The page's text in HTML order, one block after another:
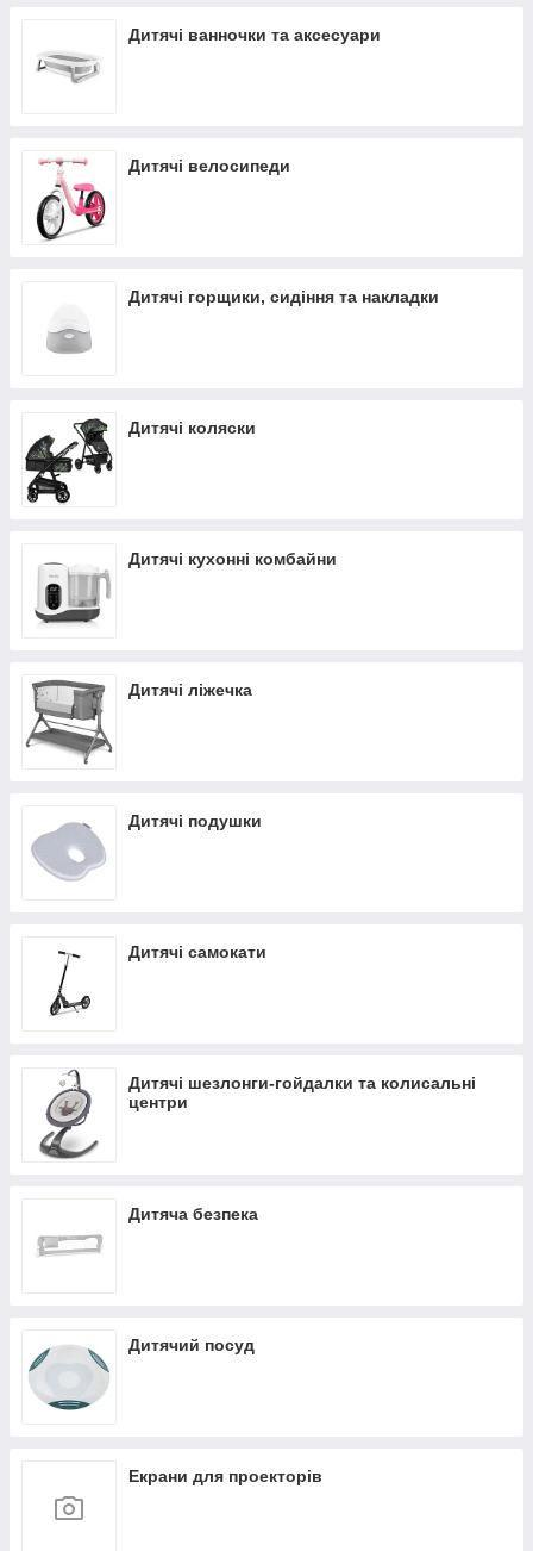
Дитячі ванночки та аксесуари
Дитячі велосипеди
Дитячі горщики, сидіння та накладки
Дитячі коляски
Дитячі кухонні комбайни
Дитячі ліжечка
Дитячі подушки
Дитячі самокати
Дитячі шезлонги-гойдалки та колисальні
центри
Дитяча безпека
Дитячий посуд
Екрани для проекторів